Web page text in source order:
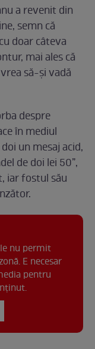
a revenit din
semn că
doar câteva
mai ales că
să-și vadă
despre
în mediul
un mesaj acid,
de doi lei 50”,
iar fostul său
nu permit
E necesar
pentru